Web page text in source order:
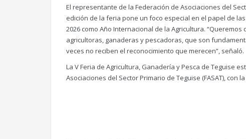
El representante de la Federación de Asociaciones del
edición de la feria pone un foco especial en el papel de
2026 como Año Internacional de la Agricultura.
agricultoras, ganaderas y pescadoras, que son
veces no reciben el reconocimiento que merecen”, señaló.
La V Feria de Agricultura, Ganadería y Pesca de Teguise
Asociaciones del Sector Primario de Teguise (FASAT),